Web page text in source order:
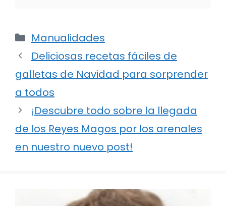
Categorías
Manualidades
Deliciosas recetas fáciles de
galletas de Navidad para sorprender
a todos
¡Descubre todo sobre la llegada
de los Reyes Magos por los arenales
en nuestro nuevo post!